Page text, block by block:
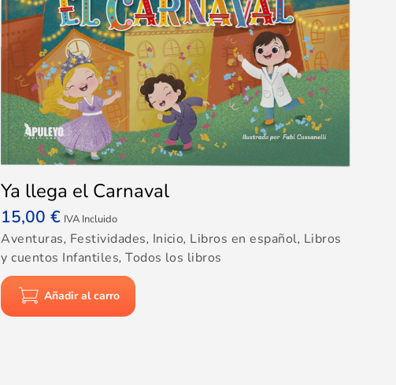
Ya llega el Carnaval
15,00€ IVA Incluido
Aventuras, Festividades, Inicio, Libros en español, Libros
y cuentos Infantiles,Todos los libros
Añadir al carro